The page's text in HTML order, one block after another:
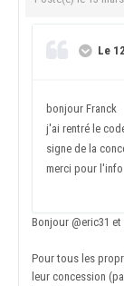
Le
bonjour Franck
j'ai rentré le
signe de la
merci pour l'info
Bonjour @eric31 et
Pour tous les
leur concession